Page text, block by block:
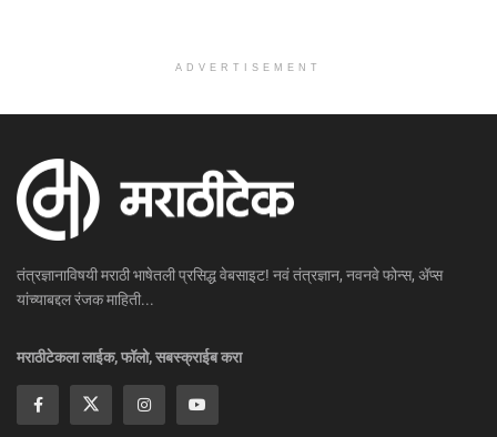
ADVERTISEMENT
तंत्रज्ञानाविषयी मराठी भाषेतली प्रसिद्ध वेबसाइट! नवं तंत्रज्ञान, नवनवे फोन्स, ॲप्स
यांच्याबद्दल रंजक माहिती...
मराठीटेकला लाईक, फॉलो, सबस्क्राईब करा